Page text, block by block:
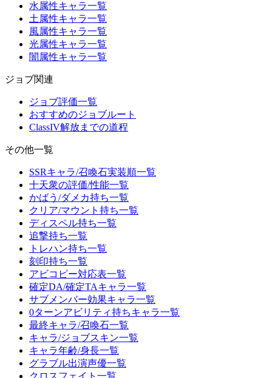
水属性キャラ一覧
土属性キャラ一覧
風属性キャラ一覧
光属性キャラ一覧
闇属性キャラ一覧
ジョブ関連
ジョブ評価一覧
おすすめのジョブルート
ClassIV解放までの道程
その他一覧
SSRキャラ/召喚石実装順一覧
十天衆の評価/性能一覧
かばう/ダメカ持ち一覧
クリア/マウント持ち一覧
ディスペル持ち一覧
追撃持ち一覧
トレハン持ち一覧
刻印持ち一覧
アビコピー対応表一覧
確定DA/確定TAキャラ一覧
サブメンバー効果キャラ一覧
0ターンアビリティ持ちキャラ一覧
最終キャラ/召喚石一覧
キャラ/ジョブスキン一覧
キャラ年齢/身長一覧
グラブル出演声優一覧
クロスフェイト一覧